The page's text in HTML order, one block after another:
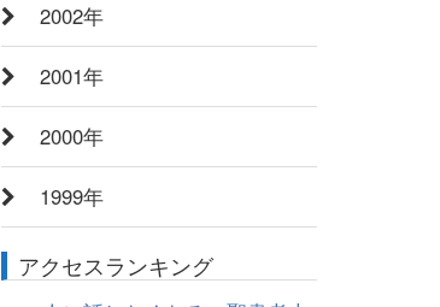
2002年
2001年
2000年
1999年
アクセスランキング